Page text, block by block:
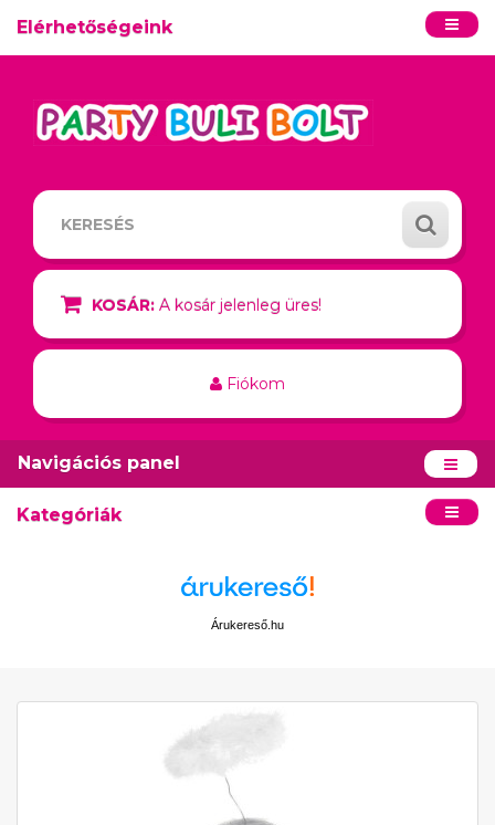
Elérhetőségeink
KOSÁR: A kosár jelenleg üres!
Fiókom
Navigációs panel
Kategóriák
Árukereső.hu